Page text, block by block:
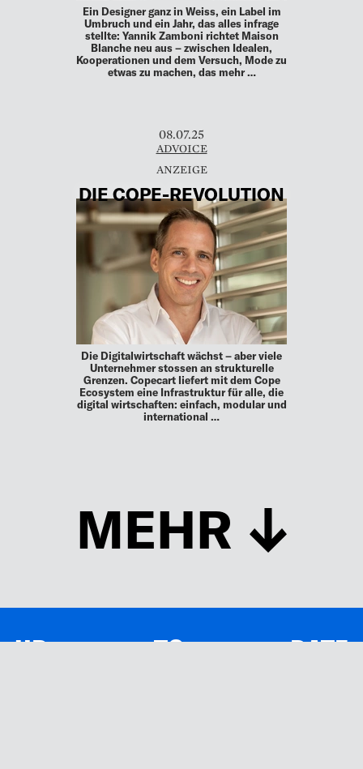
Ein Designer ganz in Weiss, ein Label im
Umbruch und ein Jahr, das alles infrage
stellte: Yannik Zamboni richtet Maison
Blanche neu aus – zwischen Idealen,
Kooperationen und dem Versuch, Mode zu
etwas zu machen, das mehr …
08.07.25
ADVOICE
DIE COPE-REVOLUTION
Die Digitalwirtschaft wächst – aber viele
Unternehmer stossen an strukturelle
Grenzen. Copecart liefert mit dem Cope
Ecosystem eine Infrastruktur für alle, die
digital wirtschaften: einfach, modular und
international …
MEHR
UP TO DATE